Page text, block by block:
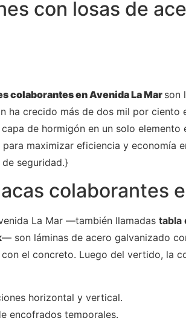
con losas de
colaborantes en Avenida La Mar son
ha crecido más de dos mil por ciento
de hormigón en un solo
maximizar eficiencia y economía
seguridad.}
colaborantes
La Mar —también llamadas tabla
— son láminas de acero galvanizado
con el concreto. Luego del vertido, la
horizontal y vertical.
encofrados temporales.